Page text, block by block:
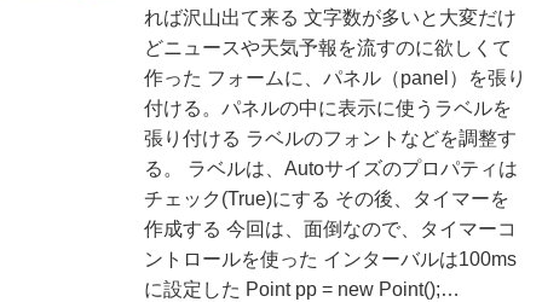
れば沢山出て来る 文字数が多いと大変だけ
どニュースや天気予報を流すのに欲しくて
作った フォームに、パネル（panel）を張り
付ける。パネルの中に表示に使うラベルを
張り付ける ラベルのフォントなどを調整す
る。 ラベルは、Autoサイズのプロパティは
チェック(True)にする その後、タイマーを
作成する 今回は、面倒なので、タイマーコ
ントロールを使った インターバルは100ms
に設定した Point pp = new Point();…